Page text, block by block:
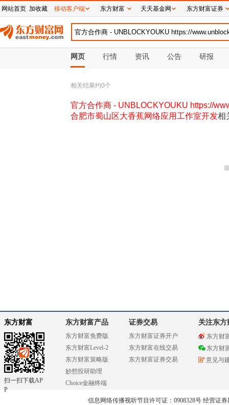
网页 行情 资讯 公告 研报
相关结果约0个
官方合作商 - UNBLOCKYOUKU https://
合肥市蜀山区大香蕉网络应用工作室开发相
东方财富
扫一扫下载AP
P
东方财富产品
东方财富免费版
东方财富Level-2
东方财富策略版
妙想投研助理
Choice金融终端
证券交易
东方财富证券开户
东方财富在线交易
东方财富证券交易
关注东方
东方财
东方财
意见与
信息网络传播视听节目许可证：0908328号 经营证
网站首页 加收藏 移动客户端 东方财富 天天基金网 东方财富证券